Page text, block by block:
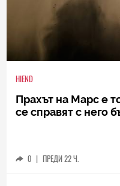
HIEND
Прахът на Марс е
се справят с него
0 | ПРЕДИ 22 Ч.